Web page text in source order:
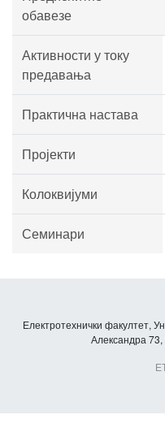
обавезе
Активности у току
предавања
Практична настава
Пројекти
Колоквијуми
Семинари
Електротехнички факултет,
Александра